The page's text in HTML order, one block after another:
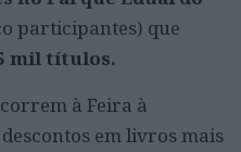
participantes) que
mil títulos.
à Feira à
em livros mais